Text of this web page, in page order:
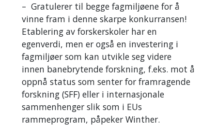
– Gratulerer til begge fagmiljøene for å
vinne fram i denne skarpe konkurransen!
Etablering av forskerskoler har en
egenverdi, men er også en investering i
fagmiljøer som kan utvikle seg videre
innen banebrytende forskning, f.eks. mot å
oppnå status som senter for framragende
forskning (SFF) eller i internasjonale
sammenhenger slik som i EUs
rammeprogram, påpeker Winther.